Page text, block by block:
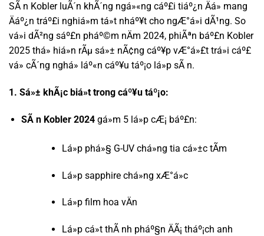
SÃ n Kobler luÃ´n khÃ´ng ngá»«ng cáº£i tiáº¿n Äá» mang
Äáº¿n tráº£i nghiá»m tá»t nháº¥t cho ngÆ°á»i dÃ¹ng. So
vá»i dÃ²ng sáº£n pháº©m nÄm 2024, phiÃªn báº£n Kobler
2025 thá» hiá»n rÃµ sá»± nÃ¢ng cáº¥p vÆ°á»£t trá»i cáº£
vá» cÃ´ng nghá» láº«n cáº¥u táº¡o lá»p sÃ n.
1. Sá»± khÃ¡c biá»t trong cáº¥u táº¡o:
SÃ n Kobler 2024gá»m 5 lá»p cÆ¡ báº£n:
Lá»p phá»§ G-UV chá»ng tia cá»±c tÃ­m
Lá»p sapphire chá»ng xÆ°á»c
Lá»p film hoa vÄn
Lá»p cá»t thÃ nh pháº§n ÄÃ¡ tháº¡ch anh